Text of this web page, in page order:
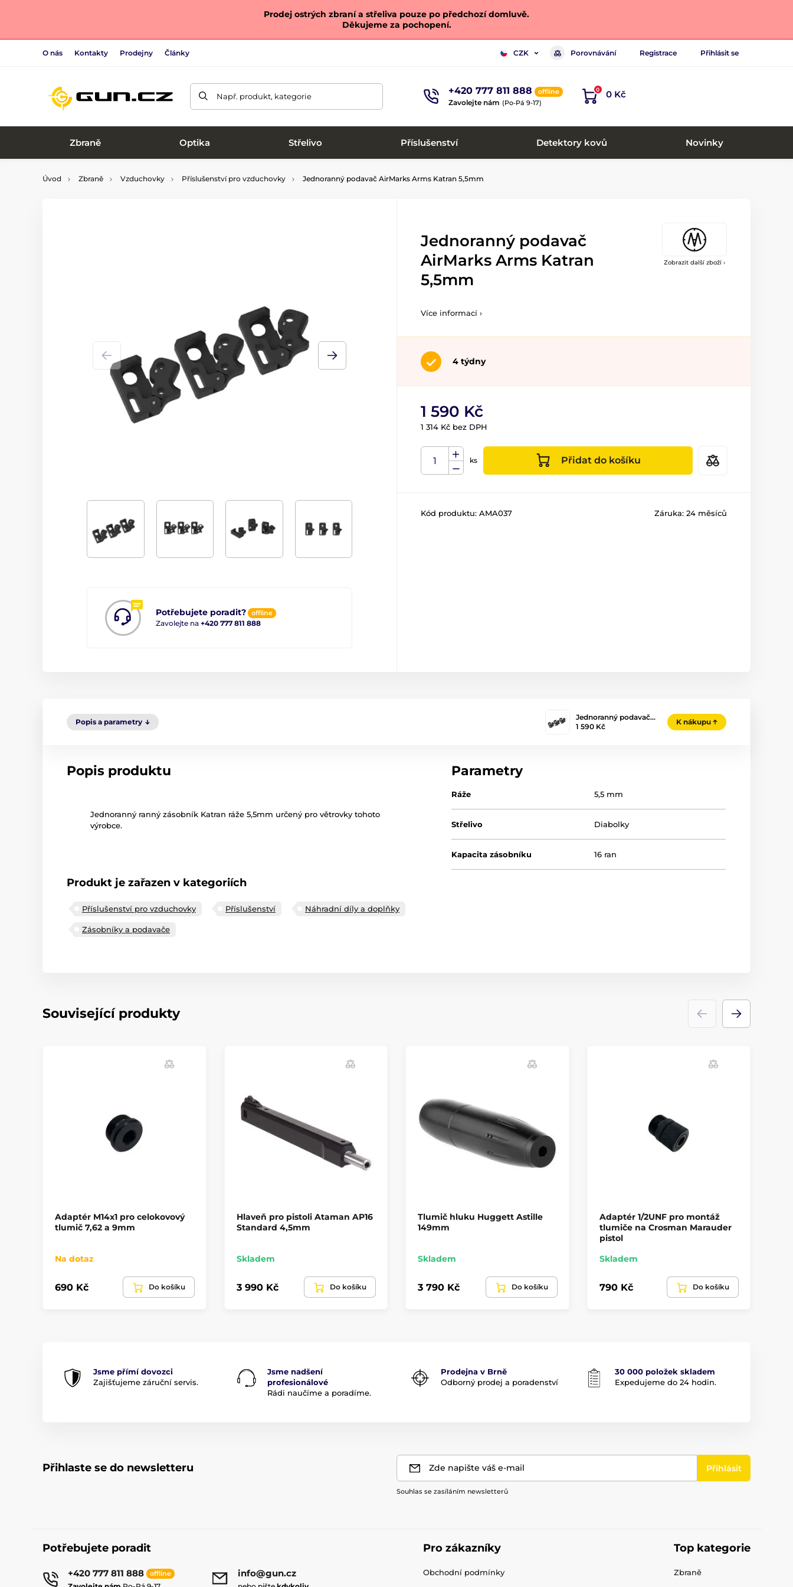
Prodej ostrých zbraní a střeliva pouze po předchozí domluvě.
Děkujeme za pochopení.
O nás Kontakty Prodejny Články CZK Porovnávání Registrace Přihlásit se
Např. produkt, kategorie +420 777 811 888 offline
Zavolejte nám (Po-Pá 9-17)
0 0 Kč
Zbraně Optika Střelivo Příslušenství Detektory kovů Novinky
Úvod Zbraně Vzduchovky Příslušenství pro vzduchovky Jednoranný podavač AirMarks Arms Katran 5,5mm
Zobrazit další zboží ›
Potřebujete poradit? offline
Zavolejte na +420 777 811 888
Jednoranný podavač
AirMarks Arms Katran
5,5mm
Více informací ›
4 týdny
1 590 Kč
1 314 Kč bez DPH
ks Přidat do košíku
Kód produktu: AMA037 Záruka: 24 měsíců
Popis a parametry
Jednoranný podavač…
1 590 Kč
K nákupu
Popis produktu
Jednoranný ranný zásobník Katran ráže 5,5mm určený pro větrovky tohoto
výrobce.
Produkt je zařazen v kategoriích
Příslušenství pro vzduchovky Příslušenství Náhradní díly a doplňky
Zásobníky a podavače
Parametry
Ráže 5,5 mm
Střelivo Diabolky
Kapacita zásobníku 16 ran
Související produkty
Adaptér M14x1 pro celokovový
tlumič 7,62 a 9mm
Na dotaz
690 Kč Do košíku
Hlaveň pro pistoli Ataman AP16
Standard 4,5mm
Skladem
3 990 Kč Do košíku
Tlumič hluku Huggett Astille
149mm
Skladem
3 790 Kč Do košíku
Adaptér 1/2UNF pro montáž
tlumiče na Crosman Marauder
pistol
Skladem
790 Kč Do košíku
Jsme přímí dovozci
Zajišťujeme záruční servis.
Jsme nadšení
profesionálové
Rádi naučíme a poradíme.
Prodejna v Brně
Odborný prodej a poradenství
30 000 položek skladem
Expedujeme do 24 hodin.
Přihlaste se do newsletteru Zde napište váš e-mail Přihlásit
Souhlas se zasíláním newsletterů
Potřebujete poradit
+420 777 811 888 offline info@gun.cz
Pro zákazníky
Obchodní podmínky
Top kategorie
Zbraně